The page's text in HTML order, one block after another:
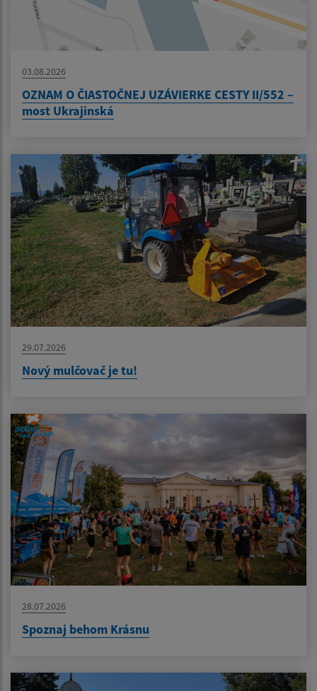
03.08.2026
OZNAM O ČIASTOČNEJ UZÁVIERKE CESTY II/552 –
most Ukrajinská
29.07.2026
Nový mulčovač je tu!
28.07.2026
Spoznaj behom Krásnu